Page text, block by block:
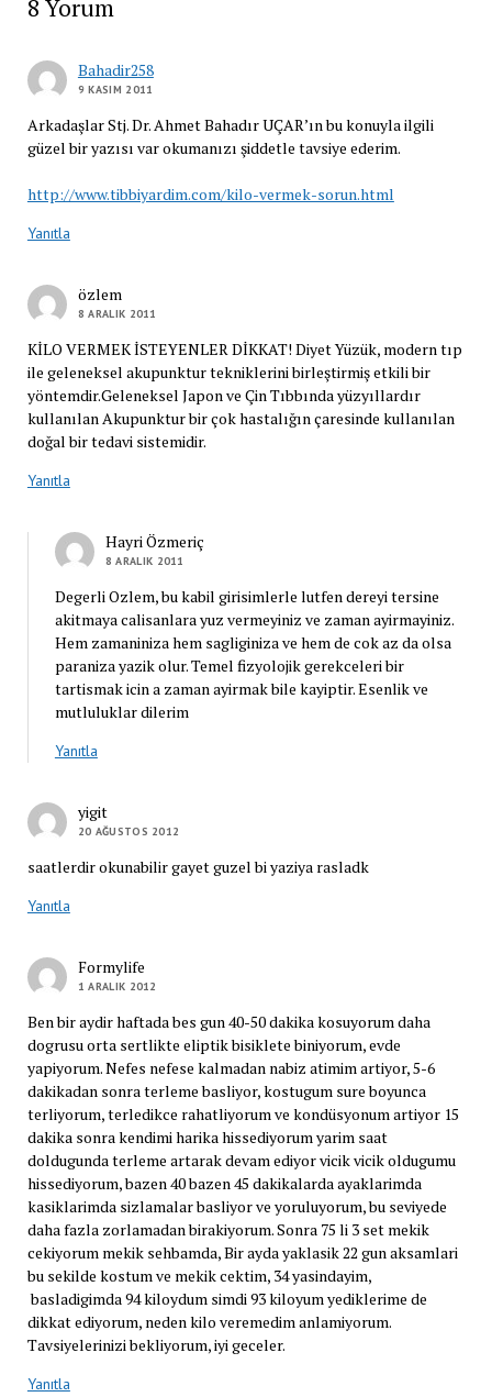
8 Yorum
Bahadir258
9 KASIM 2011
Arkadaşlar Stj. Dr. Ahmet Bahadır UÇAR’ın bu konuyla ilgili
güzel bir yazısı var okumanızı şiddetle tavsiye ederim.
http://www.tibbiyardim.com/kilo-vermek-sorun.html
Yanıtla
özlem
8 ARALIK 2011
KİLO VERMEK İSTEYENLER DİKKAT! Diyet Yüzük, modern tıp
ile geleneksel akupunktur tekniklerini birleştirmiş etkili bir
yöntemdir.Geleneksel Japon ve Çin Tıbbında yüzyıllardır
kullanılan Akupunktur bir çok hastalığın çaresinde kullanılan
doğal bir tedavi sistemidir.
Yanıtla
Hayri Özmeriç
8 ARALIK 2011
Degerli Ozlem, bu kabil girisimlerle lutfen dereyi tersine
akitmaya calisanlara yuz vermeyiniz ve zaman ayirmayiniz.
Hem zamaniniza hem sagliginiza ve hem de cok az da olsa
paraniza yazik olur. Temel fizyolojik gerekceleri bir
tartismak icin a zaman ayirmak bile kayiptir. Esenlik ve
mutluluklar dilerim
Yanıtla
yigit
20 AĞUSTOS 2012
saatlerdir okunabilir gayet guzel bi yaziya rasladk
Yanıtla
Formylife
1 ARALIK 2012
Ben bir aydir haftada bes gun 40-50 dakika kosuyorum daha
dogrusu orta sertlikte eliptik bisiklete biniyorum, evde
yapiyorum. Nefes nefese kalmadan nabiz atimim artiyor, 5-6
dakikadan sonra terleme basliyor, kostugum sure boyunca
terliyorum, terledikce rahatliyorum ve kondüsyonum artiyor 15
dakika sonra kendimi harika hissediyorum yarim saat
doldugunda terleme artarak devam ediyor vicik vicik oldugumu
hissediyorum, bazen 40 bazen 45 dakikalarda ayaklarimda
kasiklarimda sizlamalar basliyor ve yoruluyorum, bu seviyede
daha fazla zorlamadan birakiyorum. Sonra 75 li 3 set mekik
cekiyorum mekik sehbamda, Bir ayda yaklasik 22 gun aksamlari
bu sekilde kostum ve mekik cektim, 34 yasindayim,
basladigimda 94 kiloydum simdi 93 kiloyum yediklerime de
dikkat ediyorum, neden kilo veremedim anlamiyorum.
Tavsiyelerinizi bekliyorum, iyi geceler.
Yanıtla